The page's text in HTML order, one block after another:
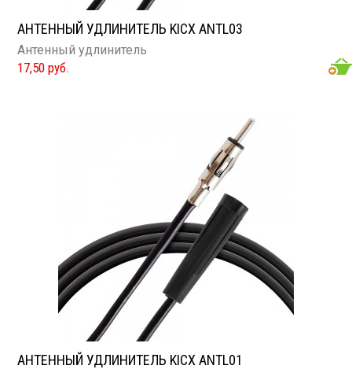
АНТЕННЫЙ УДЛИНИТЕЛЬ KICX ANTL03
Антенный удлинитель
17,50 руб.
АНТЕННЫЙ УДЛИНИТЕЛЬ KICX ANTL01